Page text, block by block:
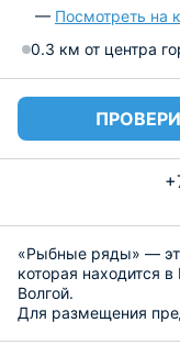
— Посмотреть на
0.3 км от центра
«Рыбные ряды» —
которая находится
Волгой.
Для размещения